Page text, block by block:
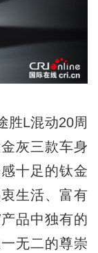
L混动20周
灰三款车身
十足的钛金
生活、富有
品中独有的
无二的尊崇